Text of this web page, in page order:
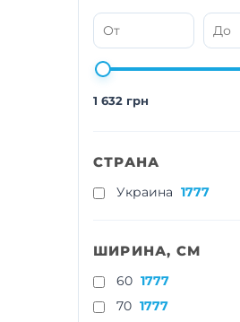
1 632 грн
СТРАНА
Украина 1777
ШИРИНА, СМ
60 1777
70 1777